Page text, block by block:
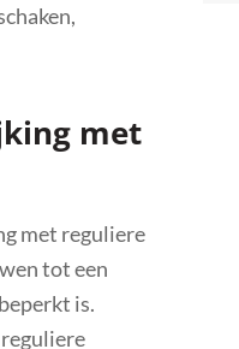
met
met reguliere
tot een
is.